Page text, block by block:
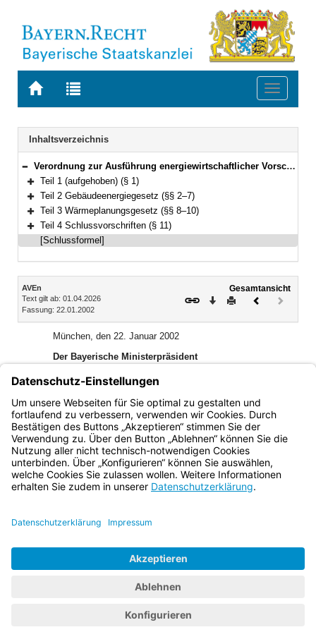
Zur
BAYERN.RECHT
Zur
letzten
Suche
Toggle
Navigation
Inhaltsverzeichnis
Bereich reduzieren
Verordnung zur Ausführung energiewirtschaftlicher Vorschriften (AVEn) Vom 22. Januar 2002 (GVBl. S. 18) BayRS 754-4-1-W (§§ 1–11)
Bereich erweitern
Teil 1 (aufgehoben) (§ 1)
Bereich erweitern
Teil 2 Gebäudeenergiegesetz (§§ 2–7)
Bereich erweitern
Teil 3 Wärmeplanungsgesetz (§§ 8–10)
Bereich erweitern
Teil 4 Schlussvorschriften (§ 11)
[Schlussformel]
Inhalt
AVEn
Text gilt ab: 01.04.2026
Fassung: 22.01.2002
Gesamtansicht
Download
DruckenVorheriges
(inaktiv)
München, den 22. Januar 2002
Der Bayerische Ministerpräsident
Dr. Edmund Stoiber
Bayerisches Staatsministerium des Innern
Dr. Günther Beckstein, Staatsminister
Bayern.de
BayernPortal
Impressum